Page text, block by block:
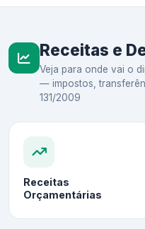
Receitas e
Veja para onde vai o
— impostos,
131/2009
Receitas
Orçamentárias